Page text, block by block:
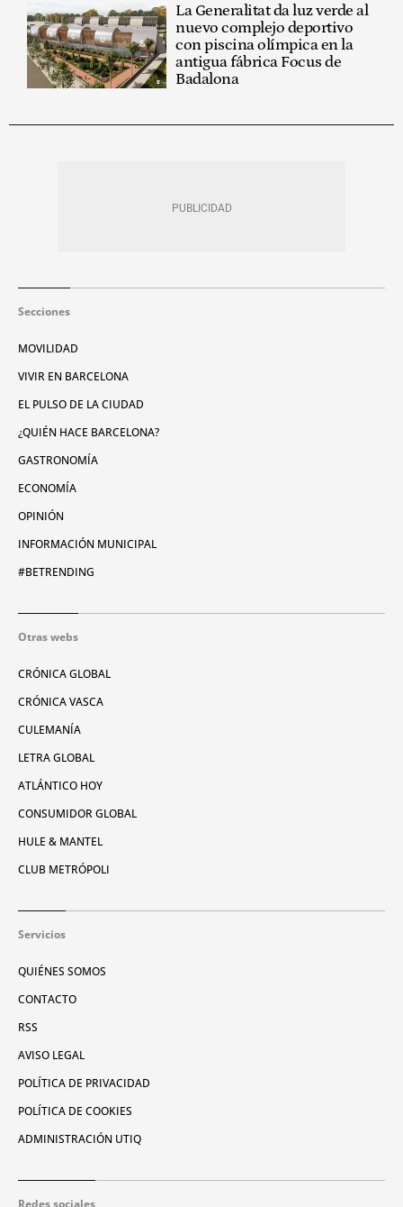
La Generalitat da luz verde al
nuevo complejo deportivo
con piscina olímpica en la
antigua fábrica Focus de
Badalona
Secciones
MOVILIDAD
VIVIR EN BARCELONA
EL PULSO DE LA CIUDAD
¿QUIÉN HACE BARCELONA?
GASTRONOMÍA
ECONOMÍA
OPINIÓN
INFORMACIÓN MUNICIPAL
#BETRENDING
Otras webs
CRÓNICA GLOBAL
CRÓNICA VASCA
CULEMANÍA
LETRA GLOBAL
ATLÁNTICO HOY
CONSUMIDOR GLOBAL
HULE & MANTEL
CLUB METRÓPOLI
Servicios
QUIÉNES SOMOS
CONTACTO
RSS
AVISO LEGAL
POLÍTICA DE PRIVACIDAD
POLÍTICA DE COOKIES
ADMINISTRACIÓN UTIQ
Redes sociales